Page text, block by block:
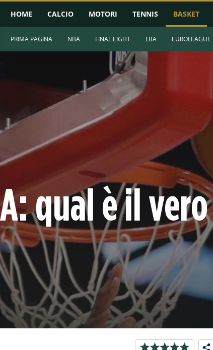
HOME CALCIO MOTORI TENNIS BASKET
PRIMA PAGINA NBA FINAL EIGHT LBA EUROLEAGUE
qual è il vero